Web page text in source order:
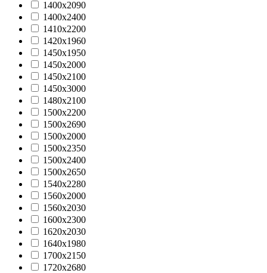
1400х2090
1400х2400
1410х2200
1420х1960
1450х1950
1450х2000
1450х2100
1450х3000
1480x2100
1500x2200
1500x2690
1500х2000
1500х2350
1500х2400
1500х2650
1540х2280
1560x2000
1560х2030
1600х2300
1620х2030
1640х1980
1700х2150
1720х2680